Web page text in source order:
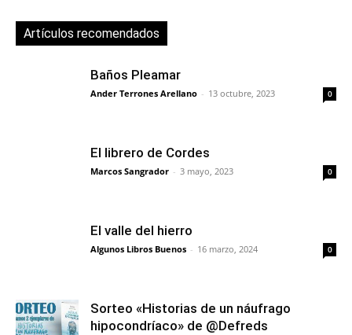
Artículos recomendados
Baños Pleamar
Ander Terrones Arellano - 13 octubre, 2023 0
El librero de Cordes
Marcos Sangrador - 3 mayo, 2023 0
El valle del hierro
Algunos Libros Buenos - 16 marzo, 2024 0
Sorteo «Historias de un náufrago
hipocondríaco» de @Defreds